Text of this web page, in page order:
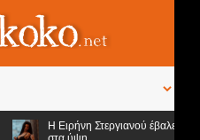
Η Ειρήνη Στεργιανού έβαλε τα...